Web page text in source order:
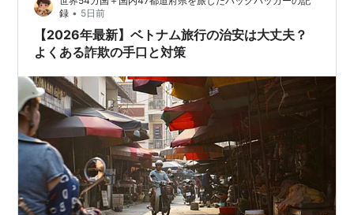
ったりした。ベトナム戦争後、あらためて統一ベトナム
（ベトナム社会主義共和国）の首都となる。
録 • 5日前
【2026年最新】ベトナム旅行の治安は大丈夫？
よくある詐欺の手口と対策